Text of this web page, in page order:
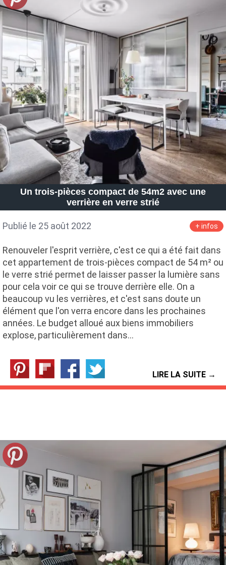
Un trois-pièces compact de 54m2 avec une
verrière en verre strié
Publié le 25 août 2022 + infos
Renouveler l'esprit verrière, c'est ce qui a été fait dans
cet appartement de trois-pièces compact de 54 m² ou
le verre strié permet de laisser passer la lumière sans
pour cela voir ce qui se trouve derrière elle. On a
beaucoup vu les verrières, et c'est sans doute un
élément que l'on verra encore dans les prochaines
années. Le budget alloué aux biens immobiliers
explose, particulièrement dans…
LIRE LA SUITE →